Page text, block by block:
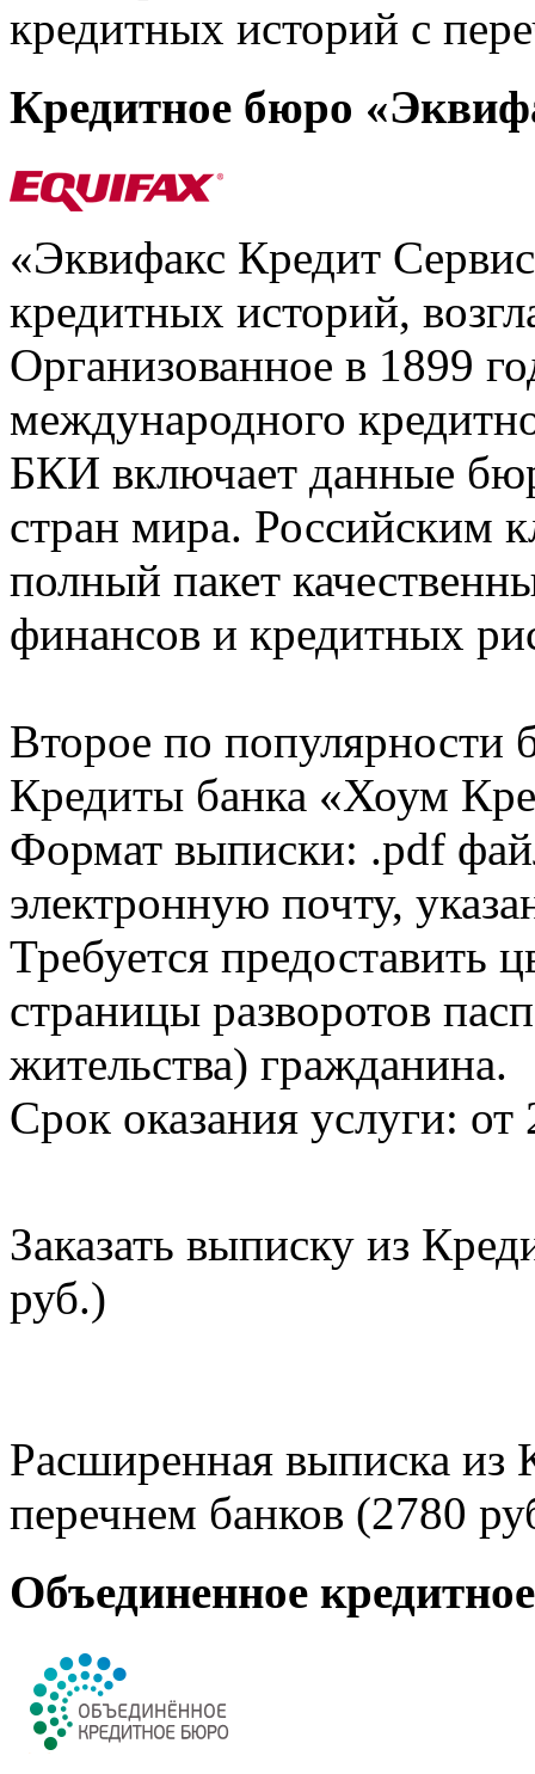
кредитных историй с
Кредитное бюро
«Эквифакс Кредит
кредитных историй,
Организованное в 1899
международного
БКИ включает данные
стран мира. Российским
полный пакет
финансов и кредитных
Второе по популярности
Кредиты банка «Хоум
Формат выписки: .pdf
электронную почту,
Требуется предоставить
страницы разворотов
жительства) гражданина.
Срок оказания услуги: от
Заказать выписку из
руб.)
Расширенная выписка из
перечнем банков (2780
Объединенное